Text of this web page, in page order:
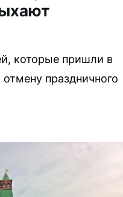
которые пришли в
праздничного